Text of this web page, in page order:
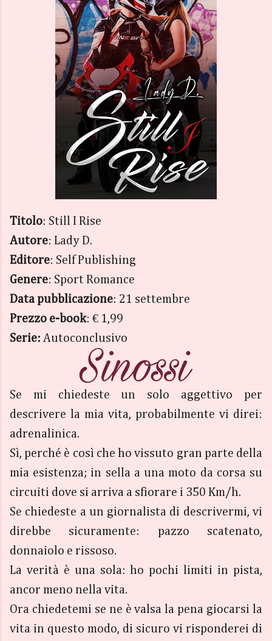
Titolo: Still I Rise
Autore: Lady D.
Editore: Self Publishing
Genere: Sport Romance
Data pubblicazione: 21 settembre
Prezzo e-book: € 1,99
Serie: Autoconclusivo
Se mi chiedeste un solo aggettivo per
descrivere la mia vita, probabilmente vi direi:
adrenalinica.
Sì, perché è così che ho vissuto gran parte della
mia esistenza; in sella a una moto da corsa su
circuiti dove si arriva a sfiorare i 350 Km/h.
Se chiedeste a un giornalista di descrivermi, vi
direbbe sicuramente: pazzo scatenato,
donnaiolo e rissoso.
La verità è una sola: ho pochi limiti in pista,
ancor meno nella vita.
Ora chiedetemi se ne è valsa la pena giocarsi la
vita in questo modo, di sicuro vi risponderei di